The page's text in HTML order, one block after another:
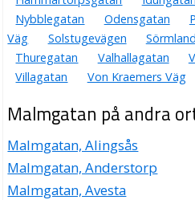
Nybblegatan
Odensgatan
Väg
Solstugevägen
Thuregatan
Valhallagatan
Villagatan
Von Kraemers Väg
Malmgatan på andra
Malmgatan, Alingsås
Malmgatan, Anderstorp
Malmgatan, Avesta